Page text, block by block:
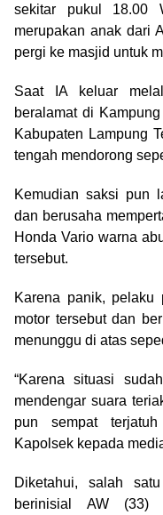
sekitar pukul 18.00
merupakan anak dari
pergi ke masjid untuk
Saat IA keluar
beralamat di
Kabupaten Lampung
tengah mendorong
Kemudian saksi pun
dan berusaha
Honda Vario warna
tersebut.
Karena panik, pelaku
motor tersebut dan
menunggu di atas
“Karena situasi
mendengar suara
pun sempat
Kapolsek kepada
Diketahui, salah
berinisial AW (33)